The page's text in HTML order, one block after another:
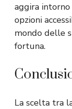
aggira intorno
opzioni
mondo delle
fortuna.
La scelta tra